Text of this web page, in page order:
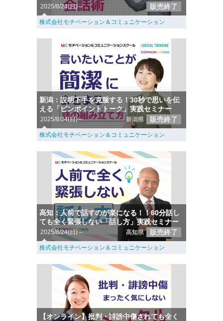
2025/8/24(日)～ 販売終了
株式会社モチベーション＆コミュニケーション
新潟：説明下手を克服する！30秒で思いを伝
える「ピンポイントトーク」実践セミナー
2025/8/24(日)～ 新潟県 販売終了
株式会社モチベーション＆コミュニケーション
高知：人前で話すのが楽になる！！60分話し
ても全く緊張しない「話し方」実践セミナー
2025/8/24(日)～ 高知県 販売終了
株式会社モチベーション＆コミュニケーション
【オンライン】批判・誹謗中傷されても全く